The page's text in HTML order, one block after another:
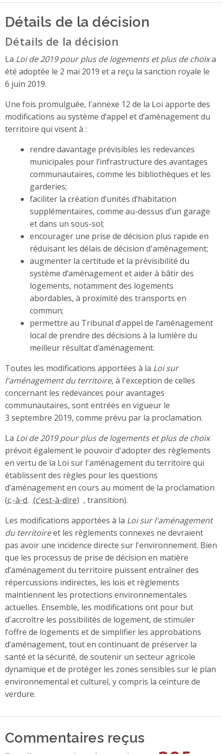
Détails de la décision
Détails de la décision
La Loi de 2019 pour plus de logements et plus de choixa
été adoptée le 2 mai 2019 et a reçu la sanction royale le
6 juin 2019.
Une fois promulguée, l'annexe 12 de la Loi apporte des
modifications au système d’appel et d’aménagement du
territoire qui visent à :
rendre davantage prévisibles les redevances
municipales pour l’infrastructure des avantages
communautaires, comme les bibliothèques et les
garderies;
faciliter la création d’unités d’habitation
supplémentaires, comme au-dessus d’un garage
et dans un sous-sol;
encourager une prise de décision plus rapide en
réduisant les délais de décision d'aménagement;
augmenter la certitude et la prévisibilité du
système d’aménagement et aider à bâtir des
logements, notamment des logements
abordables, à proximité des transports en
commun;
permettre au Tribunal d'appel de l’aménagement
local de prendre des décisions à la lumière du
meilleur résultat d’aménagement.
Toutes les modifications apportées à la Loi sur
l'aménagement du territoire, à l'exception de celles
concernant les redevances pour avantages
communautaires, sont entrées en vigueur le
3 septembre 2019, comme prévu par la proclamation.
La Loi de 2019 pour plus de logements et plus de choix
prévoit également le pouvoir d'adopter des règlements
en vertu de la Loi sur l'aménagement du territoire qui
établissent des règles pour les questions
d’aménagement en cours au moment de la proclamation
(c.-à-d.
, transition).
Les modifications apportées à la Loi sur l'aménagement
du territoireet les règlements connexes ne devraient
pas avoir une incidence directe sur l'environnement. Bien
que les processus de prise de décision en matière
d’aménagement du territoire puissent entraîner des
répercussions indirectes, les lois et règlements
maintiennent les protections environnementales
actuelles. Ensemble, les modifications ont pour but
d'accroître les possibilités de logement, de stimuler
l’offre de logements et de simplifier les approbations
d’aménagement, tout en continuant de préserver la
santé et la sécurité, de soutenir un secteur agricole
dynamique et de protéger les zones sensibles sur le plan
environnemental et culturel, y compris la ceinture de
verdure.
Commentaires reçus